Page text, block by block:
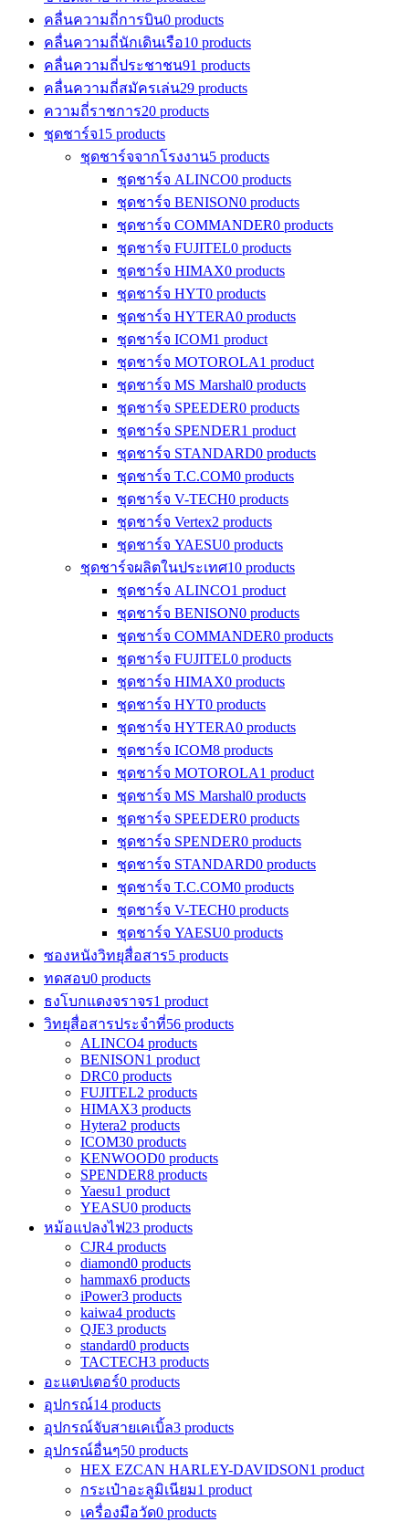
คลื่นความถี่การบิน0 products
คลื่นความถี่นักเดินเรือ10 products
คลื่นความถี่ประชาชน91 products
คลื่นความถี่สมัครเล่น29 products
ความถี่ราชการ20 products
ชุดชาร์จ15 products
ชุดชาร์จจากโรงงาน5 products
ชุดชาร์จ ALINCO0 products
ชุดชาร์จ BENISON0 products
ชุดชาร์จ COMMANDER0 products
ชุดชาร์จ FUJITEL0 products
ชุดชาร์จ HIMAX0 products
ชุดชาร์จ HYT0 products
ชุดชาร์จ HYTERA0 products
ชุดชาร์จ ICOM1 product
ชุดชาร์จ MOTOROLA1 product
ชุดชาร์จ MS Marshal0 products
ชุดชาร์จ SPEEDER0 products
ชุดชาร์จ SPENDER1 product
ชุดชาร์จ STANDARD0 products
ชุดชาร์จ T.C.COM0 products
ชุดชาร์จ V-TECH0 products
ชุดชาร์จ Vertex2 products
ชุดชาร์จ YAESU0 products
ชุดชาร์จผลิตในประเทศ10 products
ชุดชาร์จ ALINCO1 product
ชุดชาร์จ BENISON0 products
ชุดชาร์จ COMMANDER0 products
ชุดชาร์จ FUJITEL0 products
ชุดชาร์จ HIMAX0 products
ชุดชาร์จ HYT0 products
ชุดชาร์จ HYTERA0 products
ชุดชาร์จ ICOM8 products
ชุดชาร์จ MOTOROLA1 product
ชุดชาร์จ MS Marshal0 products
ชุดชาร์จ SPEEDER0 products
ชุดชาร์จ SPENDER0 products
ชุดชาร์จ STANDARD0 products
ชุดชาร์จ T.C.COM0 products
ชุดชาร์จ V-TECH0 products
ชุดชาร์จ YAESU0 products
ซองหนังวิทยุสื่อสาร5 products
ทดสอบ0 products
ธงโบกแดงจราจร1 product
วิทยุสื่อสารประจำที่56 products
ALINCO4 products
BENISON1 product
DRC0 products
FUJITEL2 products
HIMAX3 products
Hytera2 products
ICOM30 products
KENWOOD0 products
SPENDER8 products
Yaesu1 product
YEASU0 products
หม้อแปลงไฟ23 products
CJR4 products
diamond0 products
hammax6 products
iPower3 products
kaiwa4 products
QJE3 products
standard0 products
TACTECH3 products
อะแดปเตอร์0 products
อุปกรณ์14 products
อุปกรณ์จับสายเคเบิ้ล3 products
อุปกรณ์อื่นๆ50 products
HEX EZCAN HARLEY-DAVIDSON1 product
กระเป๋าอะลูมิเนียม1 product
เครื่องมือวัด0 products